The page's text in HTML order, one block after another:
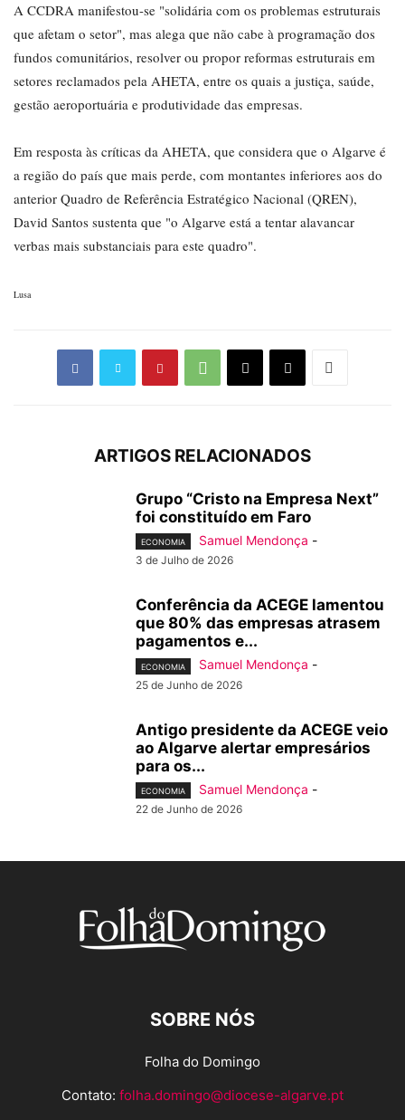
A CCDRA manifestou-se "solidária com os problemas estruturais
que afetam o setor", mas alega que não cabe à programação dos
fundos comunitários, resolver ou propor reformas estruturais em
setores reclamados pela AHETA, entre os quais a justiça, saúde,
gestão aeroportuária e produtividade das empresas.
Em resposta às críticas da AHETA, que considera que o Algarve é
a região do país que mais perde, com montantes inferiores aos do
anterior Quadro de Referência Estratégico Nacional (QREN),
David Santos sustenta que "o Algarve está a tentar alavancar
verbas mais substanciais para este quadro".
Lusa
ARTIGOS RELACIONADOS
Grupo “Cristo na Empresa Next”
foi constituído em Faro
ECONOMIA Samuel Mendonça -
3 de Julho de 2026
Conferência da ACEGE lamentou
que 80% das empresas atrasem
pagamentos e...
ECONOMIA Samuel Mendonça -
25 de Junho de 2026
Antigo presidente da ACEGE veio
ao Algarve alertar empresários
para os...
ECONOMIA Samuel Mendonça -
22 de Junho de 2026
SOBRE NÓS
Folha do Domingo
Contato: folha.domingo@diocese-algarve.pt